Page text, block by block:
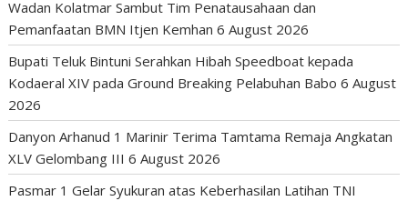
Wadan Kolatmar Sambut Tim Penatausahaan dan
Pemanfaatan BMN Itjen Kemhan 6 August 2026
Bupati Teluk Bintuni Serahkan Hibah Speedboat kepada
Kodaeral XIV pada Ground Breaking Pelabuhan Babo 6 August
2026
Danyon Arhanud 1 Marinir Terima Tamtama Remaja Angkatan
XLV Gelombang III 6 August 2026
Pasmar 1 Gelar Syukuran atas Keberhasilan Latihan TNI